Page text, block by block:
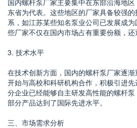
国内螺杆泵厂家主要集中在东部沿海地
东省为代表。这些地区的厂家具备较强
系，如江苏某些知名泵业公司已发展成
些厂家不仅在国内市场占有重要份额，还
3. 技术水平
在技术创新方面，国内的螺杆泵厂家逐
开始与高校和科研机构合作，积极引进
分企业已经能够自主研发高性能的螺杆泵
部分产品达到了国际先进水平。
三、市场需求分析